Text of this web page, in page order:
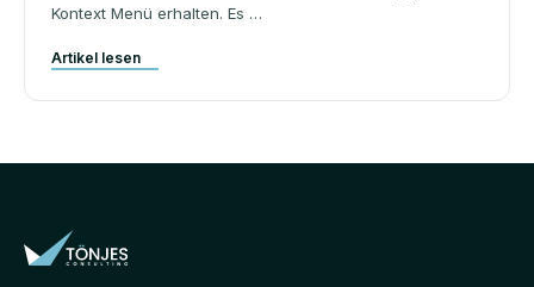
Kontext Menü erhalten. Es …
Artikel lesen